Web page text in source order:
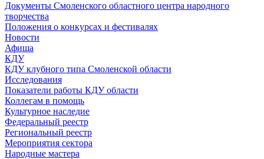
Документы Смоленского областного центра народного
творчества
Положения о конкурсах и фестивалях
Новости
Афиша
КДУ
КДУ клубного типа Смоленской области
Исследования
Показатели работы КДУ области
Коллегам в помощь
Культурное наследие
Федеральный реестр
Региональный реестр
Мероприятия сектора
Народные мастера